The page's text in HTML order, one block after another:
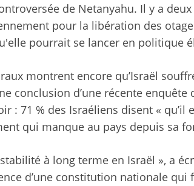
de Netanyahu. Il y a deux
pour la libération des
pourrait se lancer en politique
montrent encore qu’Israël
conclusion d’une récente enquête
: 71 % des Israéliens disent « qu’il
qui manque au pays depuis sa
à long terme en Israël », a
d’une constitution nationale